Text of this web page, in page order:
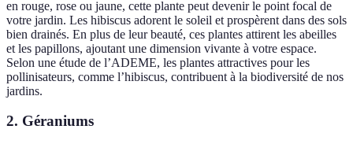
en rouge, rose ou jaune, cette plante peut devenir le point focal de
votre jardin. Les hibiscus adorent le soleil et prospèrent dans des sols
bien drainés. En plus de leur beauté, ces plantes attirent les abeilles
et les papillons, ajoutant une dimension vivante à votre espace.
Selon une étude de l’ADEME, les plantes attractives pour les
pollinisateurs, comme l’hibiscus, contribuent à la biodiversité de nos
jardins.
2. Géraniums